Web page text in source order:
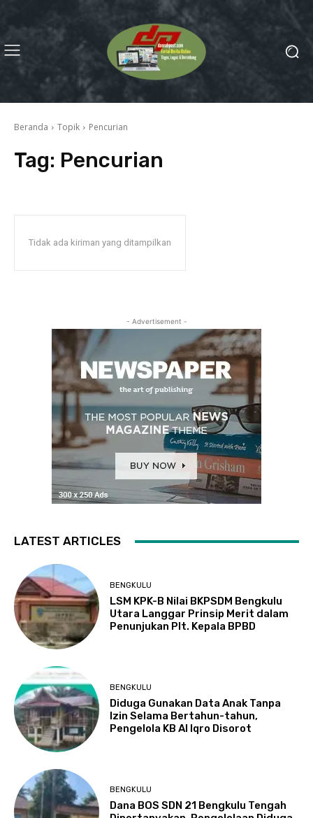
Beranda Topik Pencurian
Tag: Pencurian
Tidak ada kiriman yang ditampilkan
- Advertisement -
LATEST ARTICLES
BENGKULU
LSM KPK-B Nilai BKPSDM Bengkulu
Utara Langgar Prinsip Merit dalam
Penunjukan Plt. Kepala BPBD
BENGKULU
Diduga Gunakan Data Anak Tanpa
Izin Selama Bertahun-tahun,
Pengelola KB Al Iqro Disorot
BENGKULU
Dana BOS SDN 21 Bengkulu Tengah